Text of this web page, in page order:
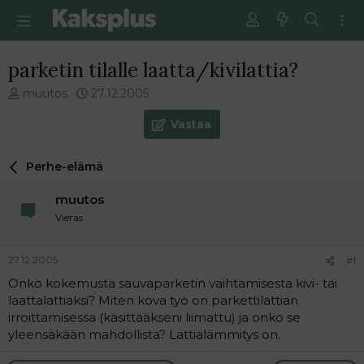
parketin tilalle laatta/kivilattia?
V
e
t
n
a
o
i
t
muutos
E
m
i
i
e
s
t
i
27.12.2005
Vastaa
Perhe-elämä
muutos
Vieras
27.12.2005 #1
Onko kokemusta sauvaparketin vaihtamisesta kivi- tai
laattalattiaksi? Miten kova työ on parkettilattian
irroittamisessa (käsittääkseni liimattu) ja onko se
yleensäkään mahdollista? Lattialämmitys on.